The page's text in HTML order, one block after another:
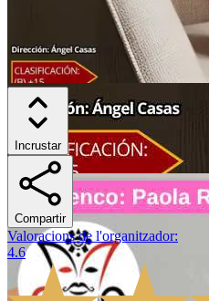
Incrustar
Compartir
Valoracions de l'organitzador:
4.6